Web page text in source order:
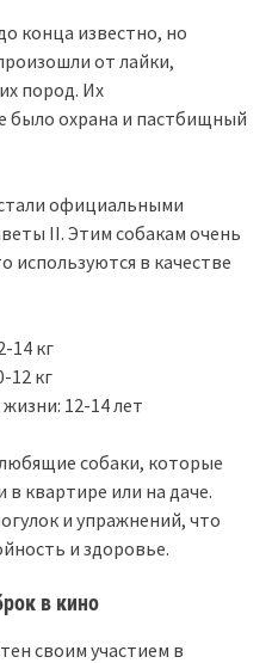
конца известно, но
от лайки,
пород. Их
было охрана и пастбищный
официальными
II. Этим собакам очень
используются в качестве
14 кг
12 кг
12-14 лет
собаки, которые
квартире или на даче.
и упражнений, что
и здоровье.
в кино
своим участием в